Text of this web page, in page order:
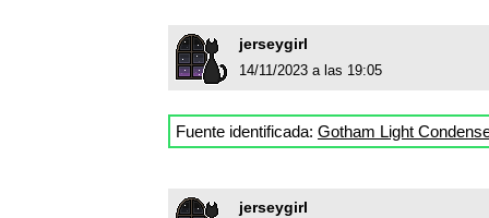
jerseygirl
14/11/2023 a las 19:05
Fuente identificada: Gotham Light
jerseygirl